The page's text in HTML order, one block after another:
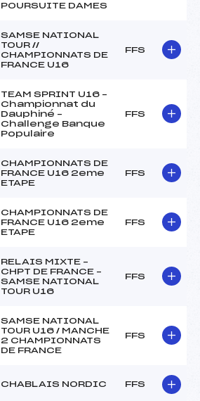
POURSUITE DAMES
SAMSE NATIONAL
TOUR //
CHAMPIONNATS DE
FRANCE U16
FFS
TEAM SPRINT U16 –
Championnat du
Dauphiné –
Challenge Banque
Populaire
FFS
CHAMPIONNATS DE
FRANCE U16 2eme
ETAPE
FFS
CHAMPIONNATS DE
FRANCE U16 2eme
ETAPE
FFS
RELAIS MIXTE –
CHPT DE FRANCE –
SAMSE NATIONAL
TOUR U16
FFS
SAMSE NATIONAL
TOUR U16 / MANCHE
2 CHAMPIONNATS
DE FRANCE
FFS
CHABLAIS NORDIC FFS